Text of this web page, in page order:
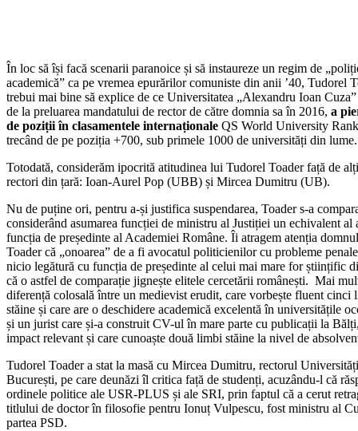
În loc să își facă scenarii paranoice și să instaureze un regim de
academică” ca pe vremea epurărilor comuniste din anii ’40, Tudorel
trebui mai bine să explice de ce Universitatea „Alexandru Ioan
de la preluarea mandatului de rector de către domnia sa în 2016, a
de poziții în clasamentele internaționale QS World University
trecând de pe poziția +700, sub primele 1000 de universități din lume.
Totodată, considerăm ipocrită atitudinea lui Tudorel Toader față de
rectori din țară: Ioan-Aurel Pop (UBB) și Mircea Dumitru (UB).
Nu de puține ori, pentru a-și justifica suspendarea, Toader s-a
considerând asumarea funcției de ministru al Justiției un echivalent al
funcția de președinte al Academiei Române. Îi atragem atenția
Toader că „onoarea” de a fi avocatul politicienilor cu probleme
nicio legătură cu funcția de președinte al celui mai mare for științific
că o astfel de comparație jignește elitele cercetării românești. Mai
diferență colosală între un medievist erudit, care vorbește fluent cinci
stăine și care are o deschidere academică excelentă în universitățile
și un jurist care și-a construit CV-ul în mare parte cu publicații la
impact relevant și care cunoaște două limbi stăine la nivel de
Tudorel Toader a stat la masă cu Mircea Dumitru, rectorul
București, pe care deunăzi îl critica față de studenți, acuzându-l că
ordinele politice ale USR-PLUS și ale SRI, prin faptul că a cerut
titlului de doctor în filosofie pentru Ionuț Vulpescu, fost ministru al
partea PSD.